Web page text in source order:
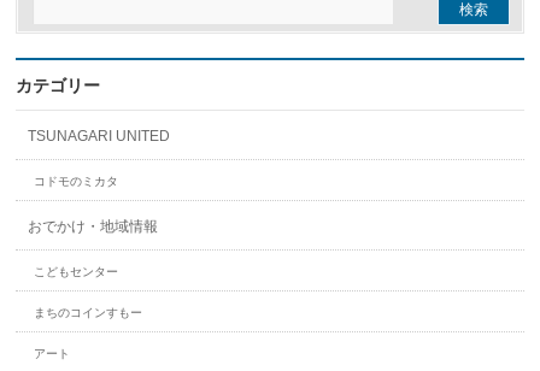
カテゴリー
TSUNAGARI UNITED
コドモのミカタ
おでかけ・地域情報
こどもセンター
まちのコインすもー
アート